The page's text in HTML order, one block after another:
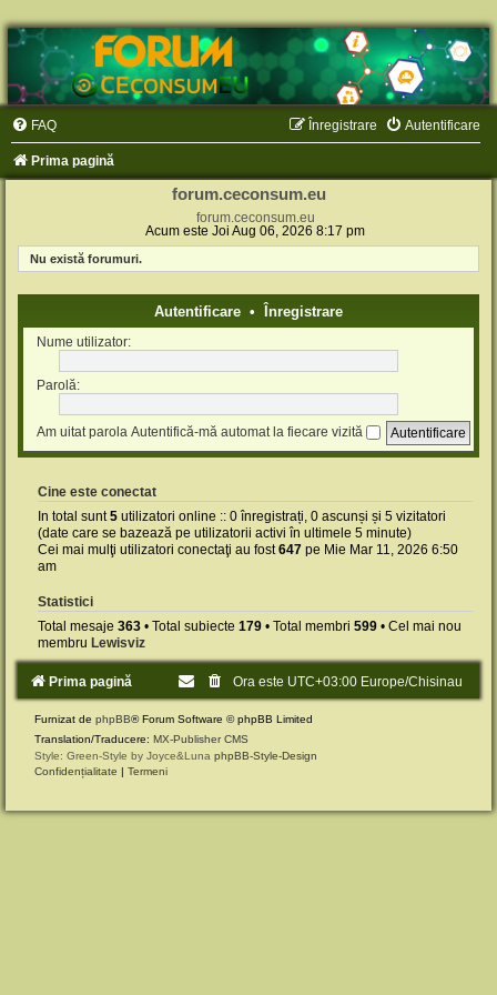
FAQ Autentificare
Înregistrare
Prima pagină
forum.ceconsum.eu
forum.ceconsum.eu
Acum este Joi Aug 06, 2026 8:17 pm
Nu există forumuri.
Autentificare • Înregistrare
Nume utilizator:
Parolă:
Am uitat parola Autentifică-mă automat la fiecare vizită
Cine este conectat
In total sunt5 utilizatori online :: 0 înregistrați, 0 ascunși și 5 vizitatori
(date care se bazează pe utilizatorii activi în ultimele 5 minute)
Cei mai mulţi utilizatori conectaţi au fost647 pe Mie Mar 11, 2026 6:50
am
Statistici
Total mesaje 363 • Total subiecte 179 • Total membri 599 • Cel mai nou
membru Lewisviz
Prima pagină Ora este UTC+03:00 Europe/Chisinau
Furnizat de phpBB® Forum Software © phpBB Limited
Translation/Traducere: MX-Publisher CMS
Style: Green-Style by Joyce&Luna phpBB-Style-Design
Confidențialitate | Termeni